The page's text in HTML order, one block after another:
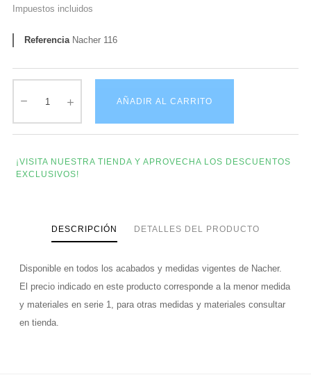
Impuestos incluidos
Referencia Nacher 116
AÑADIR AL CARRITO
¡VISITA NUESTRA TIENDA Y APROVECHA LOS DESCUENTOS
EXCLUSIVOS!
DESCRIPCIÓN DETALLES DEL PRODUCTO
Disponible en todos los acabados y medidas vigentes de Nacher.
El precio indicado en este producto corresponde a la menor medida
y materiales en serie 1, para otras medidas y materiales consultar
en tienda.